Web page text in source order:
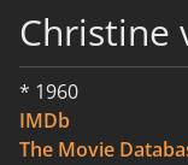
Christine
* 1960
IMDb
The Movie